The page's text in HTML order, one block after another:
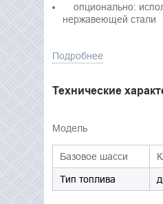
опционально:
нержавеющей стали
Подробнее
Технические
Модель
Базовое шасси
Тип топлива